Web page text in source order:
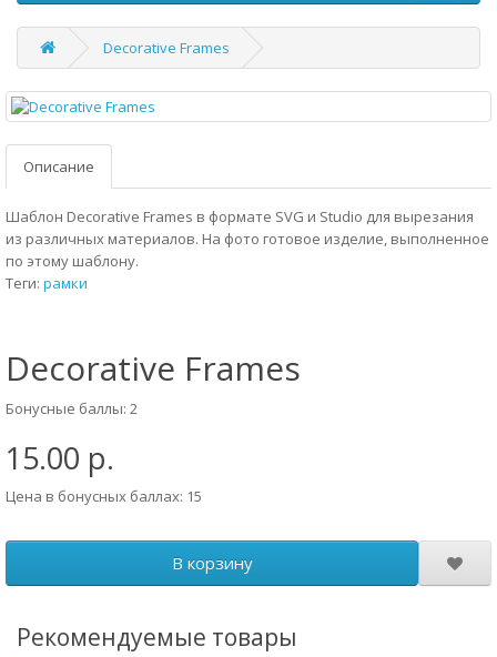
Decorative Frames
Описание
Шаблон Decorative Frames в формате SVG и Studio для вырезания
из различных материалов. На фото готовое изделие, выполненное
по этому шаблону.
Теги: рамки
Decorative Frames
Бонусные баллы: 2
15.00 р.
Цена в бонусных баллах: 15
В корзину
Рекомендуемые товары